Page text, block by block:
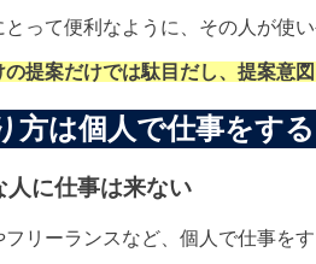
って便利なように、その人が使
の提案だけでは駄目だし、提案意
方は個人で仕事をす
人に仕事は来ない
リーランスなど、個人で仕事を